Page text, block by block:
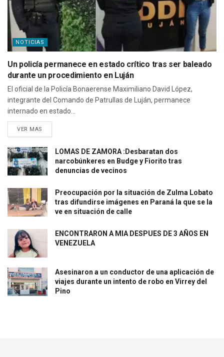
NOTICIAS
Un policía permanece en estado crítico tras ser baleado
durante un procedimiento en Luján
El oficial de la Policía Bonaerense Maximiliano David López,
integrante del Comando de Patrullas de Luján, permanece
internado en estado...
VER MAS
LOMAS DE ZAMORA :Desbaratan dos
narcobúnkeres en Budge y Fiorito tras
denuncias de vecinos
Preocupación por la situación de Zulma Lobato
tras difundirse imágenes en Paraná la que se la
ve en situación de calle
ENCONTRARON A MIA DESPUES DE 3 AÑOS EN
VENEZUELA
Asesinaron a un conductor de una aplicación de
viajes durante un intento de robo en Virrey del
Pino